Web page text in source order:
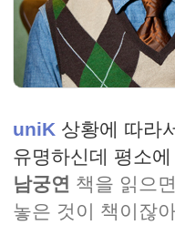
uniK 상황에 따라
유명하신데 평소
남궁연 책을 읽으
놓은 것이 책이잖